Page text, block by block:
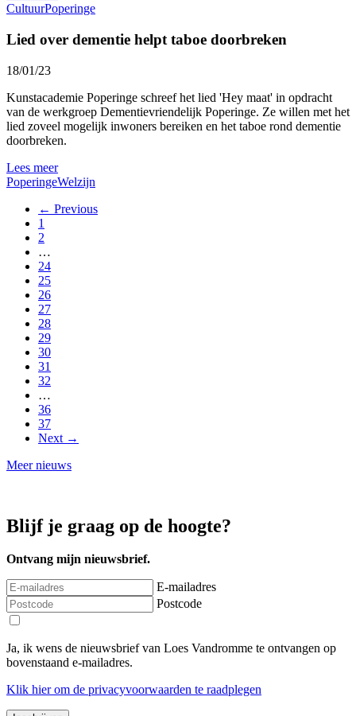
CultuurPoperinge
Lied over dementie helpt taboe doorbreken
18/01/23
Kunstacademie Poperinge schreef het lied 'Hey maat' in opdracht
van de werkgroep Dementievriendelijk Poperinge. Ze willen met het
lied zoveel mogelijk inwoners bereiken en het taboe rond dementie
doorbreken.
Lees meer
PoperingeWelzijn
← Previous
1
2
…
24
25
26
27
28
29
30
31
32
…
36
37
Next →
Meer nieuws
Blijf je graag op de hoogte?
Ontvang mijn nieuwsbrief.
E-mailadres
Postcode
Ja, ik wens de nieuwsbrief van Loes Vandromme te ontvangen op
bovenstaand e-mailadres.
Klik hierom de privacyvoorwaarden te raadplegen